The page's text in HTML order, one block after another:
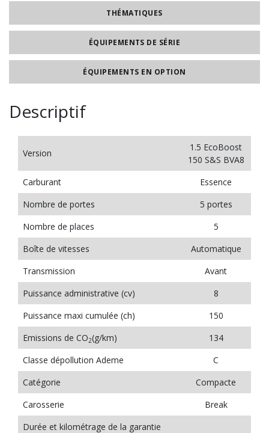
THÉMATIQUES
ÉQUIPEMENTS DE SÉRIE
ÉQUIPEMENTS EN OPTION
Descriptif
Version
1.5 EcoBoost
150 S&S BVA8
Carburant
Essence
Nombre de portes
5 portes
Nombre de places
5
Boîte de vitesses
Automatique
Transmission
Avant
Puissance administrative (cv)
8
Puissance maxi cumulée (ch)
150
Emissions de CO2(g/km)
134
Classe dépollution Ademe
C
Catégorie
Compacte
Carosserie
Break
Durée et kilométrage de la garantie